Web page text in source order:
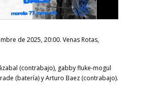
de 2025, 20:00. Venas Rotas,
(contrabajo), gabby fluke-mogul
(batería) y Arturo Baez (contrabajo).